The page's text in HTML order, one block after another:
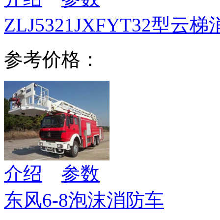
ZLJ5321JXFYT32型云梯
参考价格：
介绍
参数
东风6-8泡沫消防车